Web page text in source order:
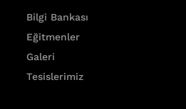
Bilgi Bankası
Eğitmenler
Galeri
Tesislerimiz
Get directions